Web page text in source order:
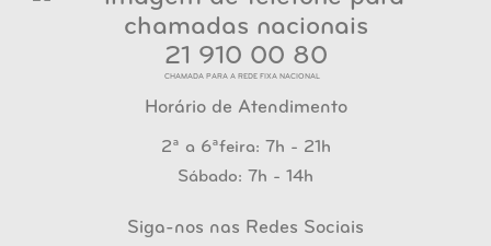
21 910 00 80
CHAMADA PARA A REDE FIXA NACIONAL
Horário de Atendimento
2ª a 6ªfeira: 7h - 21h
Sábado: 7h - 14h
Siga-nos nas Redes Sociais